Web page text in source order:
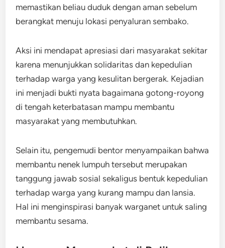
memastikan beliau duduk dengan aman sebelum
berangkat menuju lokasi penyaluran sembako.
Aksi ini mendapat apresiasi dari masyarakat sekitar
karena menunjukkan solidaritas dan kepedulian
terhadap warga yang kesulitan bergerak. Kejadian
ini menjadi bukti nyata bagaimana gotong-royong
di tengah keterbatasan mampu membantu
masyarakat yang membutuhkan.
Selain itu, pengemudi bentor menyampaikan bahwa
membantu nenek lumpuh tersebut merupakan
tanggung jawab sosial sekaligus bentuk kepedulian
terhadap warga yang kurang mampu dan lansia.
Hal ini menginspirasi banyak warganet untuk saling
membantu sesama.